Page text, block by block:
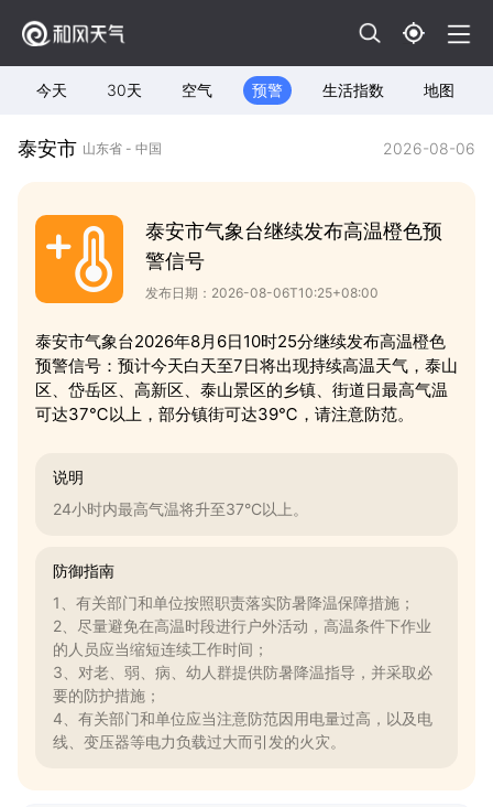
今天 30天 空气 预警 生活指数 地图
泰安市 山东省 - 中国 2026-08-06
泰安市气象台继续发布高温橙色预
警信号
发布日期：2026-08-06T10:25+08:00
泰安市气象台2026年8月6日10时25分继续发布高温橙色
预警信号：预计今天白天至7日将出现持续高温天气，泰山
区、岱岳区、高新区、泰山景区的乡镇、街道日最高气温
可达37℃以上，部分镇街可达39℃，请注意防范。
说明
24小时内最高气温将升至37°C以上。
防御指南
1、有关部门和单位按照职责落实防暑降温保障措施；
2、尽量避免在高温时段进行户外活动，高温条件下作业
的人员应当缩短连续工作时间；
3、对老、弱、病、幼人群提供防暑降温指导，并采取必
要的防护措施；
4、有关部门和单位应当注意防范因用电量过高，以及电
线、变压器等电力负载过大而引发的火灾。